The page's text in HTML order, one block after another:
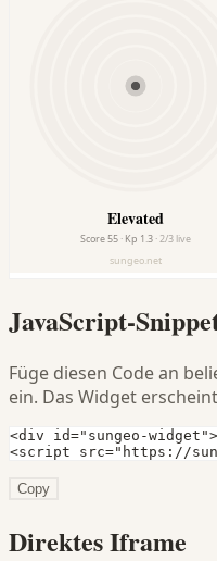
JavaScript-
Füge diesen Code an
ein. Das Widget
<div id="sungeo-
<script src="https://
Copy
Direktes Iframe